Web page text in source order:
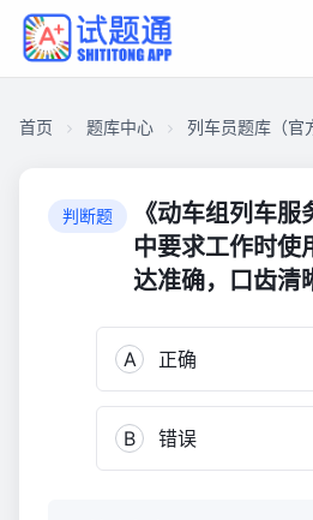
首页 题库中心 列车员题库（官
判断题
《动车组列车服
中要求工作时使
达准确，口齿清
A 正确
B 错误